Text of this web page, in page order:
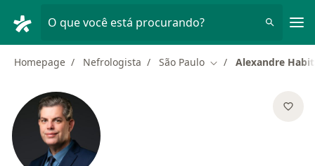
O que você está procurando?
Homepage Nefrologista São Paulo Mudar de cidade
Alexandre